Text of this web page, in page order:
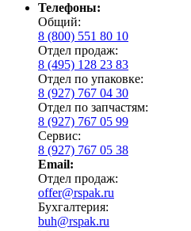
Телефоны:
Общий:
8 (800) 551 80 10
Отдел продаж:
8 (495) 128 23 83
Отдел по упаковке:
8 (927) 767 04 30
Отдел по запчастям:
8 (927) 767 05 99
Сервис:
8 (927) 767 05 38
Email:
Отдел продаж:
offer@rspak.ru
Бухгалтерия:
buh@rspak.ru